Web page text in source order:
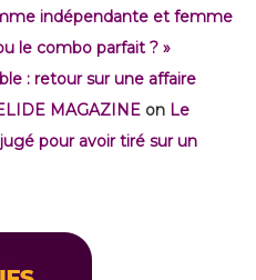
indépendante et femme
le combo parfait ? »
: retour sur une affaire
MAGAZINE on Le
pour avoir tiré sur un